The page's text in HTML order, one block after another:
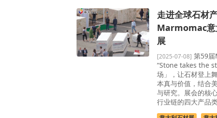
走进全球石材
Marmomac意
展
[2025-07-08] 第59
“Stone takes the
场」，让石材登上
本真与价值，结合
与研究。展会的核
行业链的四大产品